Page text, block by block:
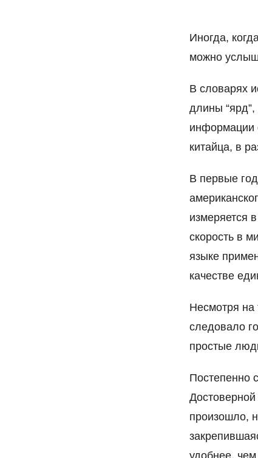
Иногда,
можно
В словарях
длины
информации
китайца, в
В первые
измеряется
скорость в
языке
качестве
Несмотря на
следовало
простые
Постепенно
произошло,
удобнее, чем